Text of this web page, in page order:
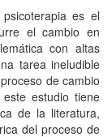
es el
el cambio en
con altas
tarea ineludible
de cambio
estudio tiene
de la literatura,
del proceso de